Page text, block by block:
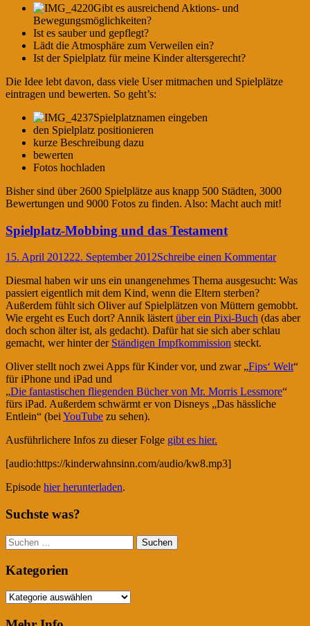
Gibt es ausreichend Aktions- und
Bewegungsmöglichkeiten?
Ist es sauber und gepflegt?
Lädt die Atmosphäre zum Verweilen ein?
Ist der Spielplatz für meine Kinder altersgerecht?
Die Idee lebt davon, dass viele User mitmachen und Spielplätze
eintragen und bewerten. So geht’s:
Spielplatznamen eingeben
den Spielplatz positionieren
kurze Beschreibung dazu
bewerten
Fotos hochladen
Bisher sind über 2600 Spielplätze aus knapp 500 Städten, 3000
Bewertungen und 9000 Fotos zu finden. Also: Macht auch mit!
Spielplatz-Mobbing und das Testament
15. April 201222. September 2012Schreibe einen Kommentar
Diesmal haben wir uns ein unangenehmes Thema ausgesucht: Was
passiert eigentlich mit dem Kind, wenn die Eltern sterben?
Außerdem fühlt sich Oliver auf Spielplätzen von Müttern gemobbt.
Wie ergeht es Euch dort? Annik lästertüber ein Pixi-Buch (das aber
doch schon älter ist, als gedacht). Dafür hat sie sich aber schlau
gemacht, wer hinter der Ständigen Impfkommission steckt.
Oliver stellt noch zwei Apps für Kinder vor, und zwar „Fips‘ Welt“
für iPhone und iPad und
„Die fantastischen fliegenden Bücher von Mr. Morris Lessmore“
fürs iPad. Außerdem schwärmt er von Disneys „Das hässliche
Entlein“ (beiYouTube zu sehen).
Ausführlichere Infos zu dieser Folge gibt es hier.
[audio:https://kinderwahnsinn.com/audio/kw8.mp3]
Episode hier herunterladen.
Suchste was?
Suchen
nach:
Kategorien
Kategorien